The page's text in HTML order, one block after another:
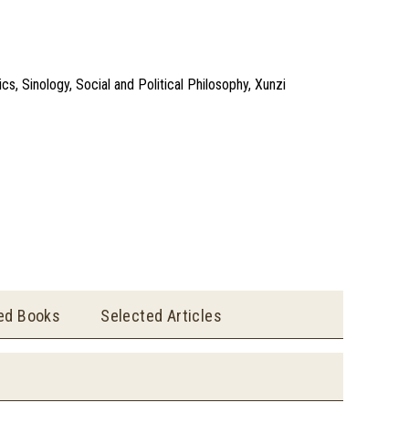
Sinology, Social and Political Philosophy, Xunzi
Books Selected Articles